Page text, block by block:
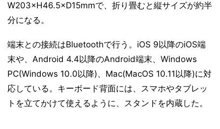
W203×H46.5×D15mmで、折り畳むと縦サイズが約半
分になる。
端末との接続はBluetoothで行う。iOS 9以降のiOS端
末や、Android 4.4以降のAndroid端末、Windows
PC(Windows 10.0以降)、Mac(MacOS 10.11以降)に対
応している。キーボード背面には、スマホやタブレッ
トを立てかけて使えるように、スタンドを内蔵した。